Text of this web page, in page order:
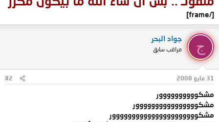
[/frame]
ج
جواد البحر
مراقب سابق
31 مايو 2008 #2
مشكوووووووووور
مشكوووووووووووووووور
مشكوووووووووووووووووووووور